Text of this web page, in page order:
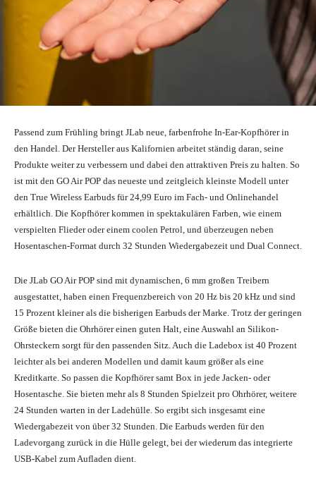
Passend zum Frühling bringt JLab neue, farbenfrohe In-Ear-Kopfhörer in
den Handel. Der Hersteller aus Kalifornien arbeitet ständig daran, seine
Produkte weiter zu verbessern und dabei den attraktiven Preis zu halten. So
ist mit den GO Air POP das neueste und zeitgleich kleinste Modell unter
den True Wireless Earbuds für 24,99 Euro im Fach- und Onlinehandel
erhältlich. Die Kopfhörer kommen in spektakulären Farben, wie einem
verspielten Flieder oder einem coolen Petrol, und überzeugen neben
Hosentaschen-Format durch 32 Stunden Wiedergabezeit und Dual Connect.
Die JLab GO Air POP sind mit dynamischen, 6 mm großen Treibern
ausgestattet, haben einen Frequenzbereich von 20 Hz bis 20 kHz und sind
15 Prozent kleiner als die bisherigen Earbuds der Marke. Trotz der geringen
Größe bieten die Ohrhörer einen guten Halt, eine Auswahl an Silikon-
Ohrsteckern sorgt für den passenden Sitz. Auch die Ladebox ist 40 Prozent
leichter als bei anderen Modellen und damit kaum größer als eine
Kreditkarte. So passen die Kopfhörer samt Box in jede Jacken- oder
Hosentasche. Sie bieten mehr als 8 Stunden Spielzeit pro Ohrhörer, weitere
24 Stunden warten in der Ladehülle. So ergibt sich insgesamt eine
Wiedergabezeit von über 32 Stunden. Die Earbuds werden für den
Ladevorgang zurück in die Hülle gelegt, bei der wiederum das integrierte
USB-Kabel zum Aufladen dient.